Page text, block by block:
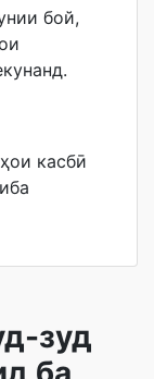
бой,
касбӣ
зуд